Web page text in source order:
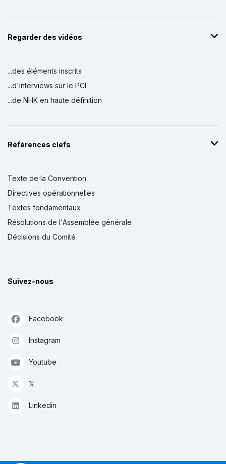
Regarder des vidéos
...des éléments inscrits
...d'interviews sur le PCI
...de NHK en haute définition
Références clefs
Texte de la Convention
Directives opérationnelles
Textes fondamentaux
Résolutions de l'Assemblée générale
Décisions du Comité
Suivez-nous
Facebook
Instagram
Youtube
𝕏
Linkedin